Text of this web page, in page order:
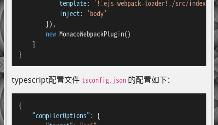
template: '!!ejs-webpack-loader!./src/
inject: 'body'
        }),
new MonacoWebpackPlugin()
    ]
}
typescript配置文件 tsconfig.json的配置如下：
{
"compilerOptions": {